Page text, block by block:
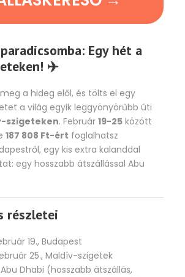
Egy hét a
✈️
a hideg elől, és tölts el egy
a világ egyik leggyönyörűbb úti
szigeteken. Február 19-25 között
187 808 Ft-ért foglalhatsz
egy kis extra kalanddal
egy hosszabb átszállással Abu
részletei
19., Budapest
25., Maldív-szigetek
Abu Dhabi (hosszabb átszállás,